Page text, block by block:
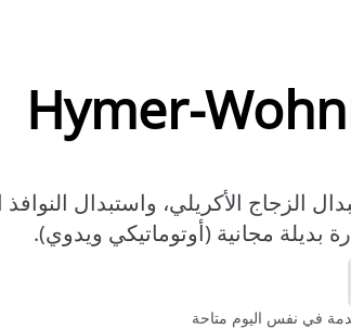
Hymer-
الزجاج الأكريلي، واستبدال
في نفس اليوم متاحة